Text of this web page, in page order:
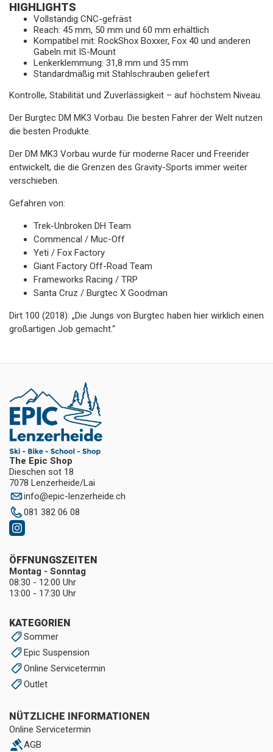
HIGHLIGHTS
Vollständig CNC-gefräst
Reach: 45 mm, 50 mm und 60 mm erhältlich
Kompatibel mit: RockShox Boxxer, Fox 40 und anderen
Gabeln mit IS-Mount
Lenkerklemmung: 31,8 mm und 35 mm
Standardmäßig mit Stahlschrauben geliefert
Kontrolle, Stabilität und Zuverlässigkeit – auf höchstem Niveau.
Der Burgtec DM MK3 Vorbau. Die besten Fahrer der Welt nutzen
die besten Produkte.
Der DM MK3 Vorbau wurde für moderne Racer und Freerider
entwickelt, die die Grenzen des Gravity-Sports immer weiter
verschieben.
Gefahren von:
Trek-Unbroken DH Team
Commencal / Muc-Off
Yeti / Fox Factory
Giant Factory Off-Road Team
Frameworks Racing / TRP
Santa Cruz / Burgtec X Goodman
Dirt 100 (2018): „Die Jungs von Burgtec haben hier wirklich einen
großartigen Job gemacht.“
The Epic Shop
Dieschen sot 18
7078 Lenzerheide/Lai
info@epic-lenzerheide.ch
081 382 06 08
KATEGORIEN
Sommer
Epic Suspension
Online Servicetermin
Outlet
NÜTZLICHE INFORMATIONEN
Online Servicetermin
AGB
ÖFFNUNGSZEITEN
Montag - Sonntag
08:30 - 12:00 Uhr
13:00 - 17:30 Uhr